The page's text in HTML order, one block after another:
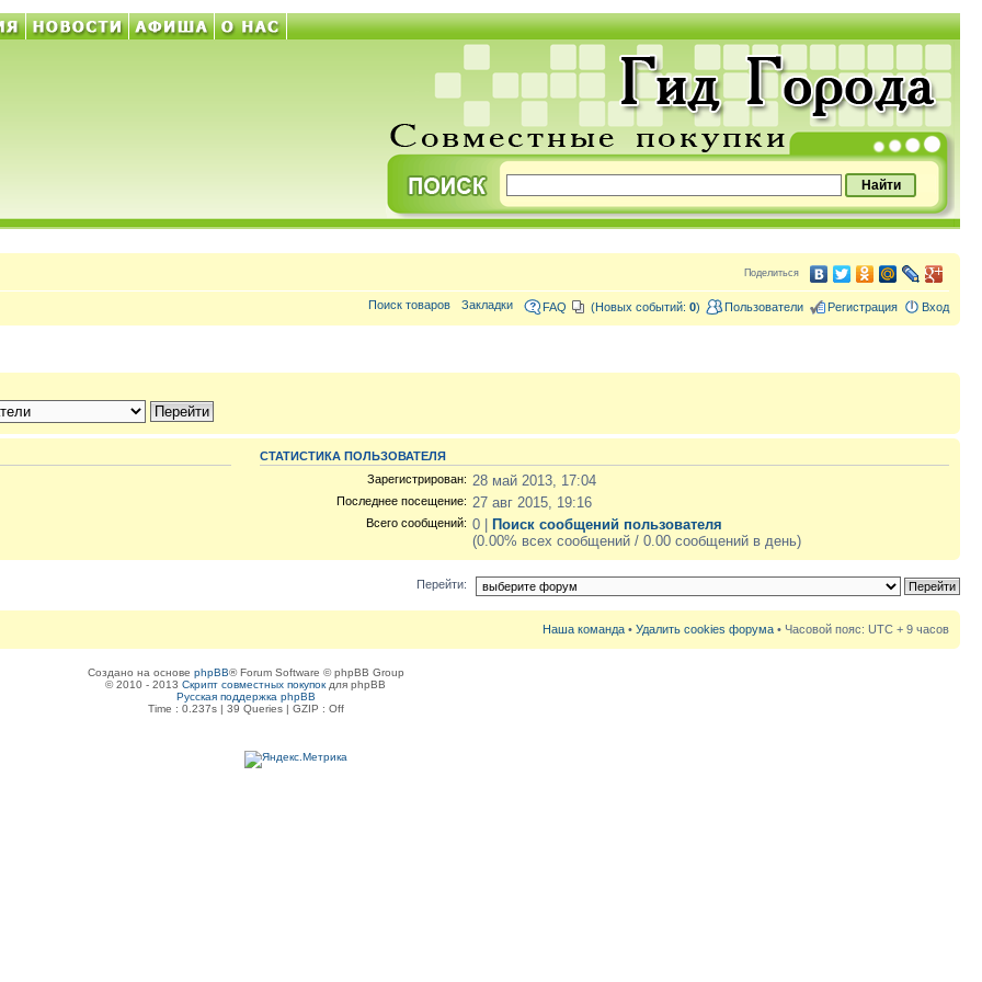
Поделиться
FAQ (Новых событий: 0) Пользователи Регистрация Вход
Поиск товаров Закладки
СТАТИСТИКА ПОЛЬЗОВАТЕЛЯ
Зарегистрирован: 28 май 2013, 17:04
Последнее посещение: 27 авг 2015, 19:16
Всего сообщений: 0 | Поиск сообщений пользователя
(0.00% всех сообщений / 0.00 сообщений в день)
Перейти:
Наша команда • Удалить cookies форума • Часовой пояс: UTC + 9 часов
Создано на основе phpBB® Forum Software © phpBB Group
© 2010 - 2013 Скрипт совместных покупок для phpBB
Русская поддержка phpBB
Time : 0.237s | 39 Queries | GZIP : Off